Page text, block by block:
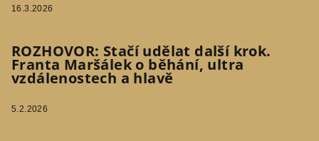
16.3.2026
ROZHOVOR: Stačí udělat další krok.
Franta Maršálek o běhání, ultra
vzdálenostech a hlavě
5.2.2026